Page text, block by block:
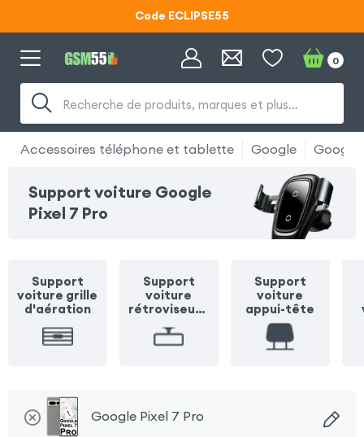
Code ECLIPSE55
Lunettes d'éclipse OFFERTES
Recherche de produits, marques et plus…
0
Accessoires téléphone et tablette Google Google
Support voiture Google
Pixel 7 Pro
Support
voiture grille
d'aération
Support
voiture
rétroviseur /
Support
voiture
appui-tête
Google Pixel 7 Pro